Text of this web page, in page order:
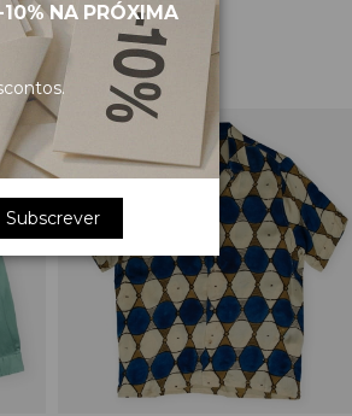
-40%
-10%NA PRÓXIMA
Subscrever